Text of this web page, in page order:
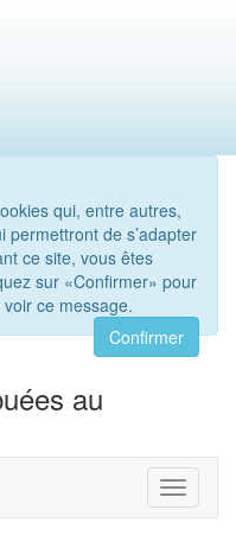
qui, entre autres,
permettront de s’adapter
ce site, vous êtes
sur «Confirmer» pour
ce message.
Confirmer
au
Toggle